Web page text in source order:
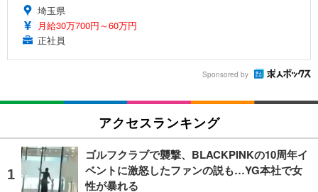
埼玉県
月給30万700円～60万円
正社員
Sponsored by
アクセスランキング
ゴルフクラブで襲撃、BLACKPINKの10周年イ
ベントに激怒したファンの説も…YG本社で女
性が暴れる